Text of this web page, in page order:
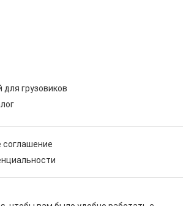
для грузовиков
соглашение